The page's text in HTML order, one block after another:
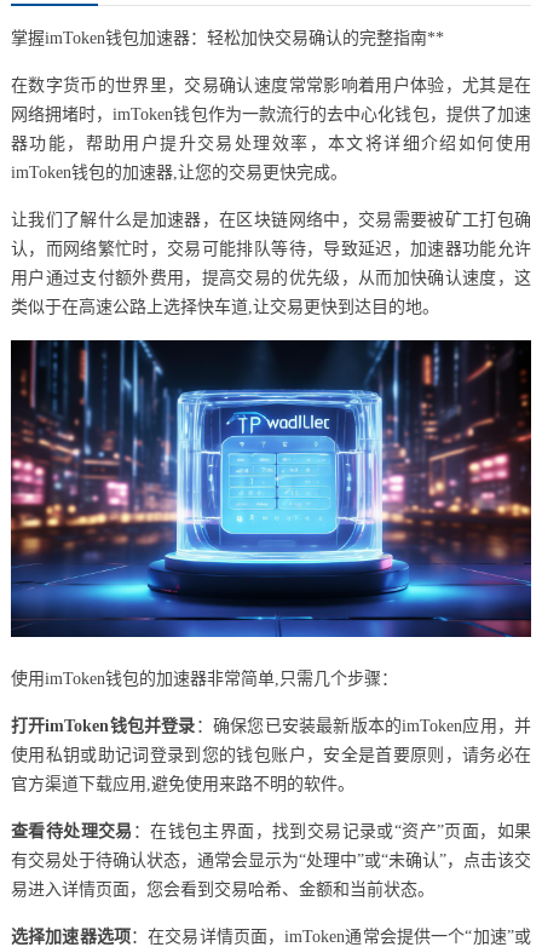
掌握imToken钱包加速器：轻松加快交易确认的完整指南**
在数字货币的世界里，交易确认速度常常影响着用户体验，尤其是在
网络拥堵时，imToken钱包作为一款流行的去中心化钱包，提供了加速
器功能，帮助用户提升交易处理效率，本文将详细介绍如何使用
imToken钱包的加速器,让您的交易更快完成。
让我们了解什么是加速器，在区块链网络中，交易需要被矿工打包确
认，而网络繁忙时，交易可能排队等待，导致延迟，加速器功能允许
用户通过支付额外费用，提高交易的优先级，从而加快确认速度，这
类似于在高速公路上选择快车道,让交易更快到达目的地。
使用imToken钱包的加速器非常简单,只需几个步骤：
打开imToken钱包并登录 ：确保您已安装最新版本的imToken应用，并
使用私钥或助记词登录到您的钱包账户，安全是首要原则，请务必在
官方渠道下载应用,避免使用来路不明的软件。
查看待处理交易 ：在钱包主界面，找到交易记录或“资产”页面，如果
有交易处于待确认状态，通常会显示为“处理中”或“未确认”，点击该交
易进入详情页面，您会看到交易哈希、金额和当前状态。
选择加速器选项 ：在交易详情页面，imToken通常会提供一个“加速”或